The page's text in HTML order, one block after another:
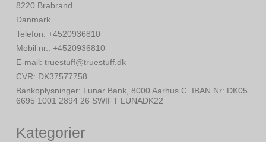
8220 Brabrand
Danmark
Telefon: +4520936810
Mobil nr. : +4520936810
E-mail: truestuff@truestuff.dk
CVR: DK37577758
Bankoplysninger: Lunar Bank, 8000 Aarhus C. IBAN Nr: DK05
6695 1001 2894 26 SWIFT LUNADK22
Kategorier